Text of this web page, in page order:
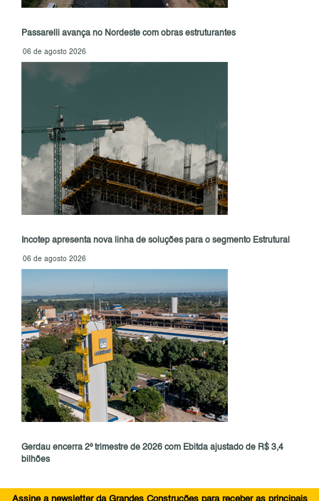
Passarelli avança no Nordeste com obras estruturantes
06 de agosto 2026
Incotep apresenta nova linha de soluções para o segmento Estrutural
06 de agosto 2026
Gerdau encerra 2º trimestre de 2026 com Ebitda ajustado de R$ 3,4
bilhões